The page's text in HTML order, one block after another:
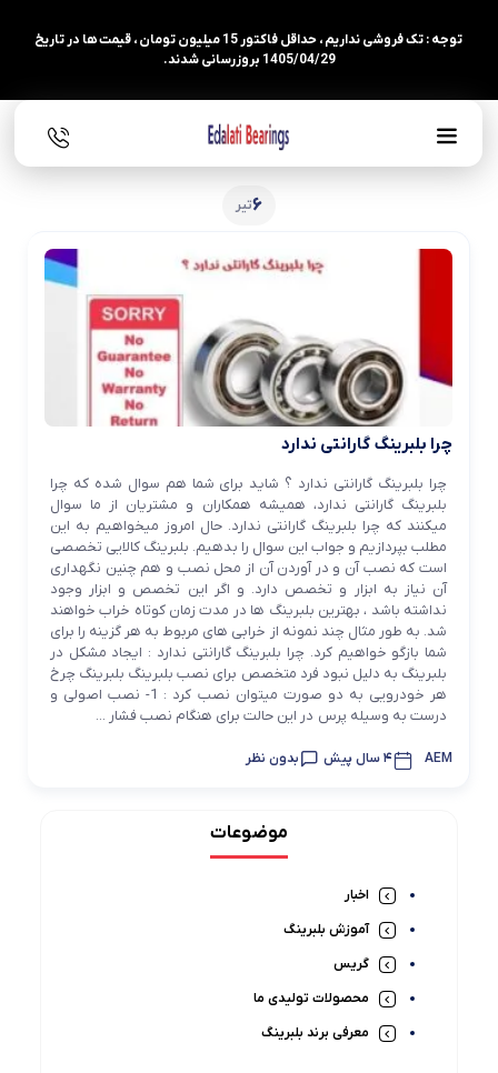
توجه : تک فروشی نداریم ، حداقل فاکتور 15 میلیون تومان ، قیمت ها در تاریخ
1405/04/29 بروزرسانی شدند.
6تیر
چرا بلبرینگ گارانتی ندارد
چرا بلبرینگ گارانتی ندارد ؟ شاید برای شما هم سوال شده که چرا
بلبرینگ گارانتی ندارد، همیشه همکاران و مشتریان از ما سوال
میکنند که چرا بلبرینگ گارانتی ندارد. حال امروز میخواهیم به این
مطلب بپردازیم و جواب این سوال را بدهیم. بلبرینگ کالایی تخصصی
است که نصب آن و در آوردن آن از محل نصب و هم چنین نگهداری
آن نیاز به ابزار و تخصص دارد. و اگر این تخصص و ابزار وجود
نداشته باشد ، بهترین بلبرینگ ها در مدت زمان کوتاه خراب خواهند
شد. به طور مثال چند نمونه از خرابی های مربوط به هر گزینه را برای
شما بازگو خواهیم کرد. چرا بلبرینگ گارانتی ندارد : ایجاد مشکل در
بلبرینگ به دلیل نبود فرد متخصص برای نصب بلبرینگ بلبرینگ چرخ
هر خودرویی به دو صورت میتوان نصب کرد : 1- نصب اصولی و
درست به وسیله پرس در این حالت برای هنگام نصب فشار ...
AEM 4 سال پیش بدون نظر
موضوعات
اخبار
آموزش بلبرینگ
گریس
محصولات تولیدی ما
معرفی برند بلبرینگ